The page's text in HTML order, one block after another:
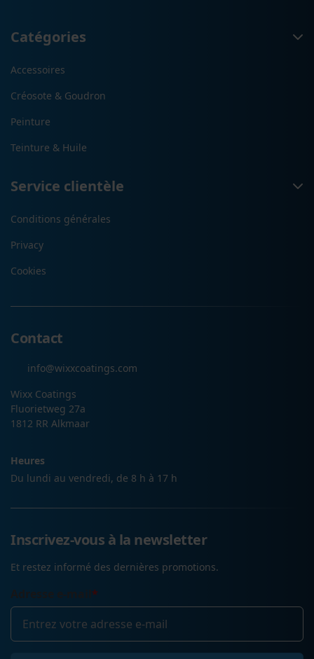
Catégories
Accessoires
Créosote & Goudron
Peinture
Teinture & Huile
Service clientèle
Conditions générales
Privacy
Cookies
Contact
info@wixxcoatings.com
Wixx Coatings
Fluorietweg 27a
1812 RR Alkmaar
Heures
Du lundi au vendredi, de 8 h à 17 h
Inscrivez-vous à la newsletter
Et restez informé des dernières promotions.
*